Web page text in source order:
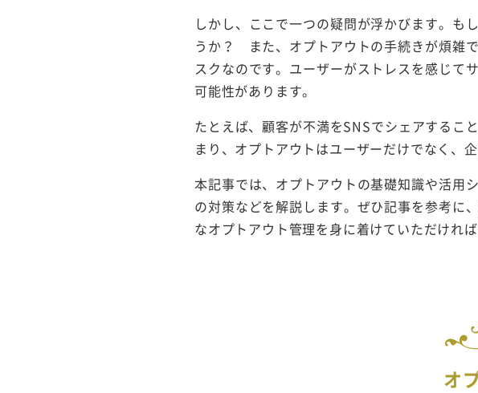
しかし、ここで一つの疑問が浮かびます。も
うか？ また、オプトアウトの手続きが煩雑
スクなのです。ユーザーがストレスを感じて
可能性があります。
たとえば、顧客が不満をSNSでシェアするこ
まり、オプトアウトはユーザーだけでなく、
本記事では、オプトアウトの基礎知識や活用
の対策などを解説します。ぜひ記事を参考に
なオプトアウト管理を身に着けていただければ
オ